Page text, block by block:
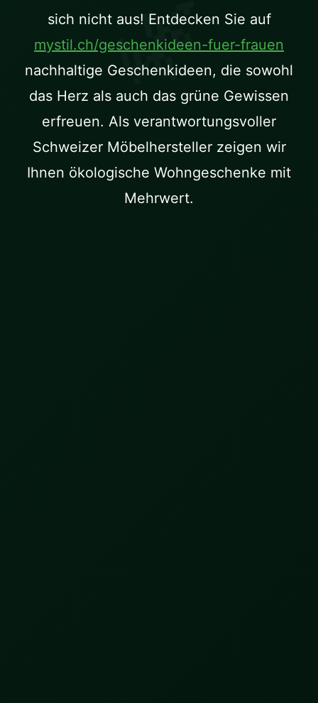
sich nicht aus! Entdecken Sie auf
mystil.ch/geschenkideen-fuer-frauen
nachhaltige Geschenkideen, die sowohl
das Herz als auch das grüne Gewissen
erfreuen. Als verantwortungsvoller
Schweizer Möbelhersteller zeigen wir
Ihnen ökologische Wohngeschenke mit
Mehrwert.